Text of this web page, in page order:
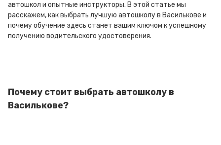
автошкол и опытные инструкторы. В этой статье мы
расскажем, как выбрать лучшую автошколу в Василькове и
почему обучение здесь станет вашим ключом к успешному
получению водительского удостоверения.
Почему стоит выбрать автошколу в
Василькове?